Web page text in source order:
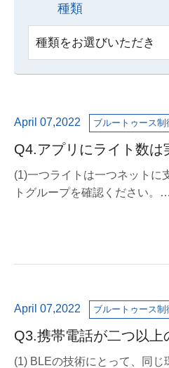
種類
April 07,2022 ブルートゥース制
Q4.アプリにライト数は
す。
(1)一つライトは一つネットに
トグループを確認ください。
April 07,2022 ブルートゥース制
Q3.携帯電話が二つ以上
イトを繋ぐ。
(1) BLEの技術にとって、同